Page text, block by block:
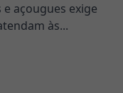
açougues exige
às...